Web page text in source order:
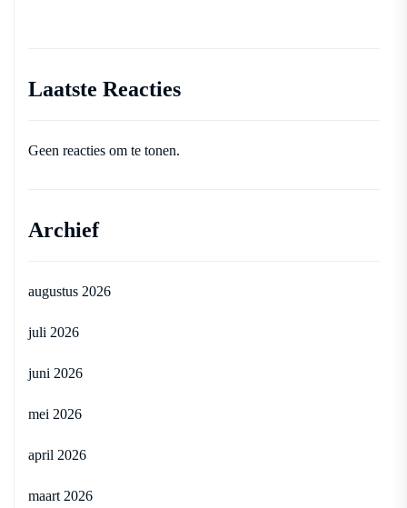
Laatste Reacties
Geen reacties om te tonen.
Archief
augustus 2026
juli 2026
juni 2026
mei 2026
april 2026
maart 2026